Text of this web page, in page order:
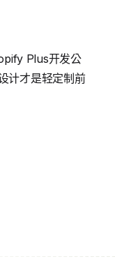
Plus开发公
计才是轻定制前